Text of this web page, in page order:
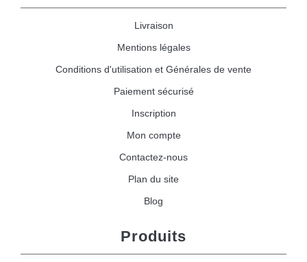
Livraison
Mentions légales
Conditions d'utilisation et Générales de vente
Paiement sécurisé
Inscription
Mon compte
Contactez-nous
Plan du site
Blog
Produits